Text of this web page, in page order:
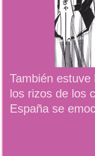
También
los rizos de los
España se